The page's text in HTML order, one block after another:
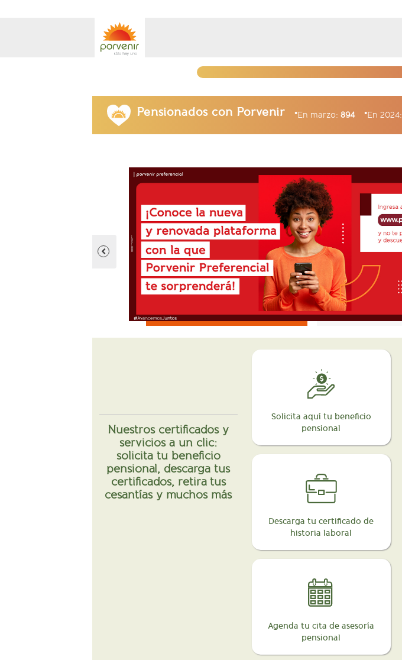
Pensionados con Porvenir En marzo: 894 En 2024:
Nuestros certificados y
servicios a un clic:
solicita tu beneficio
pensional, descarga tus
certificados, retira tus
cesantías y muchos más
Solicita aquí tu beneficio
pensional
Descarga tu certificado de
historia laboral
Agenda tu cita de asesoría
pensional